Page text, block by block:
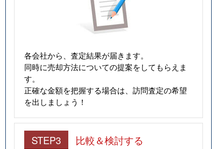
各会社から、査定結果が届きます。
同時に売却方法についての提案をしてもらえま
す。
正確な金額を把握する場合は、訪問査定の希望
を出しましょう！
STEP3 比較＆検討する